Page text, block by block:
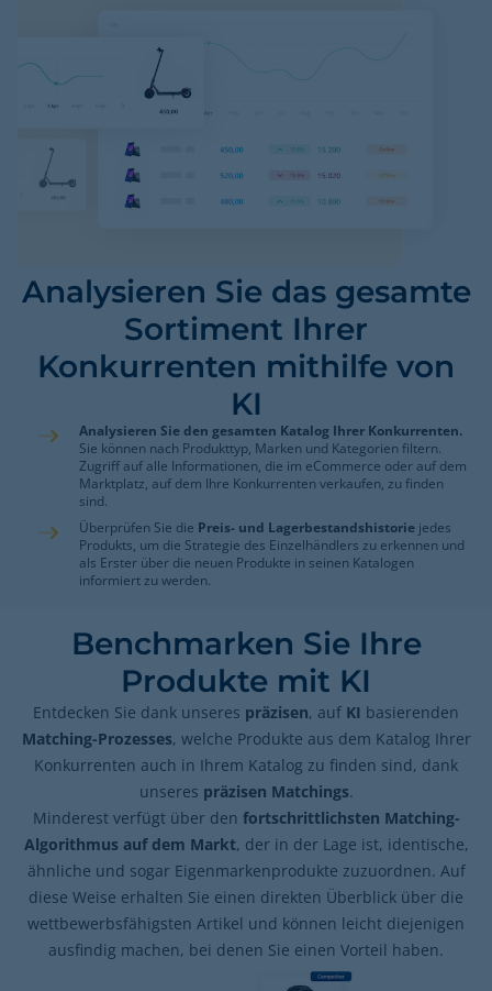
Analysieren Sie das gesamte
Sortiment Ihrer
Konkurrenten mithilfe von
KI
Analysieren Sie den gesamten Katalog Ihrer Konkurrenten.
Sie können nach Produkttyp, Marken und Kategorien filtern.
Zugriff auf alle Informationen, die im eCommerce oder auf dem
Marktplatz, auf dem Ihre Konkurrenten verkaufen, zu finden
sind.
Überprüfen Sie die Preis- und Lagerbestandshistorie jedes
Produkts, um die Strategie des Einzelhändlers zu erkennen und
als Erster über die neuen Produkte in seinen Katalogen
informiert zu werden.
Benchmarken Sie Ihre
Produkte mit KI
Entdecken Sie dank unseres präzisen, auf KI basierenden
Matching-Prozesses, welche Produkte aus dem Katalog Ihrer
Konkurrenten auch in Ihrem Katalog zu finden sind, dank
unseres präzisen Matchings.
Minderest verfügt über den fortschrittlichsten Matching-
Algorithmus auf dem Markt, der in der Lage ist, identische,
ähnliche und sogar Eigenmarkenprodukte zuzuordnen. Auf
diese Weise erhalten Sie einen direkten Überblick über die
wettbewerbsfähigsten Artikel und können leicht diejenigen
ausfindig machen, bei denen Sie einen Vorteil haben.